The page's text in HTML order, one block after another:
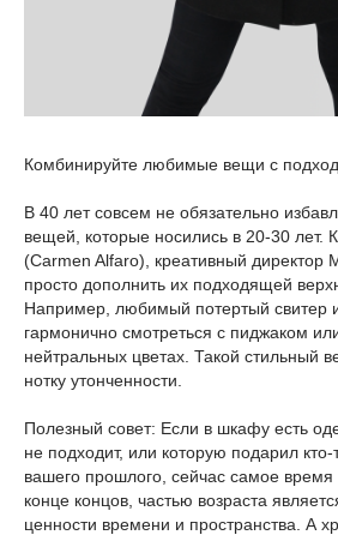
Комбинируйте любимые вещи с
В 40 лет совсем не обязательно
вещей, которые носились в 20-30 лет.
(Carmen Alfaro), креативный директор
просто дополнить их подходящей
Например, любимый потертый свитер
гармонично смотреться с пиджаком
нейтральных цветах. Такой стильный
нотку утонченности.
Полезный совет: Если в шкафу есть
не подходит, или которую подарил кто-
вашего прошлого, сейчас самое время
конце концов, частью возраста
ценности времени и пространства. А